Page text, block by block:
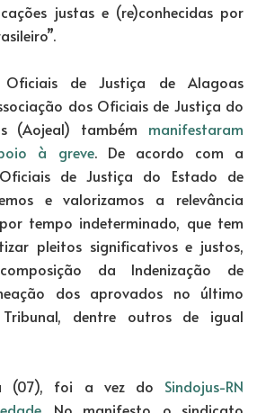
justas e (re)conhecidas por
de Justiça de Alagoas
dos Oficiais de Justiça do
(Aojeal) também manifestaram
à greve. De acordo com a
de Justiça do Estado de
e valorizamos a relevância
tempo indeterminado, que tem
pleitos significativos e justos,
da Indenização de
dos aprovados no último
Tribunal, dentre outros de igual
(07), foi a vez do Sindojus-RN